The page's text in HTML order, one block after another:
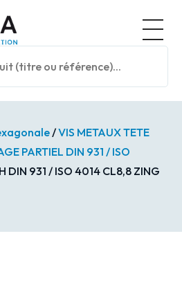
/VIS METAUX TETE
PARTIEL DIN 931 / ISO
DIN 931 / ISO 4014 CL8,8 ZING